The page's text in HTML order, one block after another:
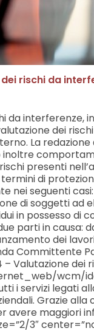
rischi da
interferenze,
dei
La
presenti
di
seguenti
di soggetti
in possesso di
parti in causa:
dei
Committente
Valutazione
wcm/
i servizi legati
Grazie
avere maggiori
3″